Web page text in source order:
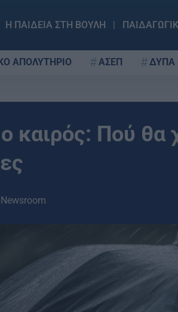
Η ΠΑΙΔΕΙΑ ΣΤΗ ΒΟΥΛΗ
ΑΠΟΛΥΤΗΡΙΟ ΑΣΕΠ ΔΥΠΑ
καιρός: Πού θα